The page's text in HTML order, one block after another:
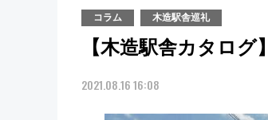
コラム 木造駅舎巡礼
【木造駅舎カタロ
2021.08.16 16:08